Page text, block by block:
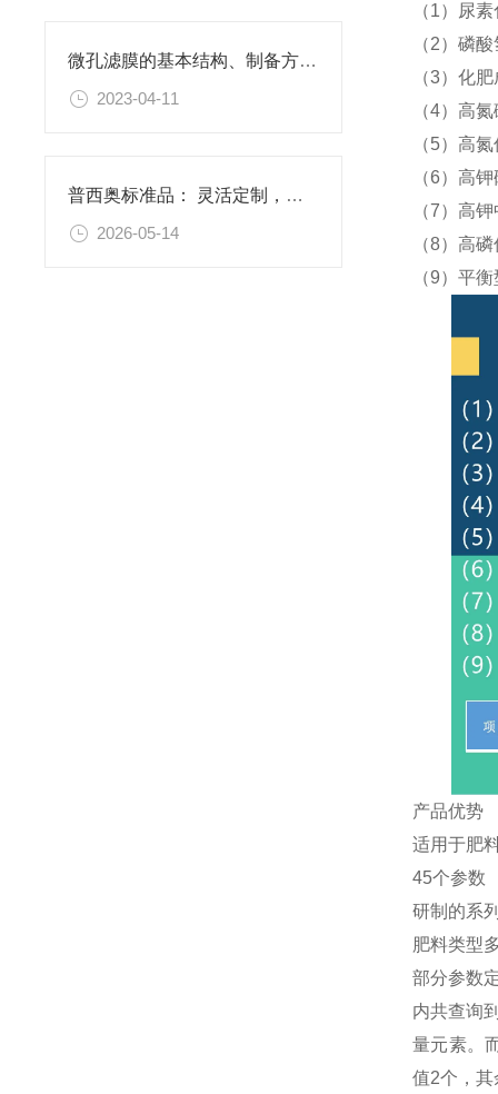
微孔滤膜的基本结构、制备方法、性能特点以及应用领域
2023-04-11
普西奥标准品： 灵活定制，满足特殊需求
2026-05-14
（1）
（2）磷
（3）
（4）高
（5）高
（6）高
（7）高
（8）高
（9）平
产品优势
适用于肥
45个参数
研制的系
肥料类型
部分参数
内共查询
量元素。
值2个，